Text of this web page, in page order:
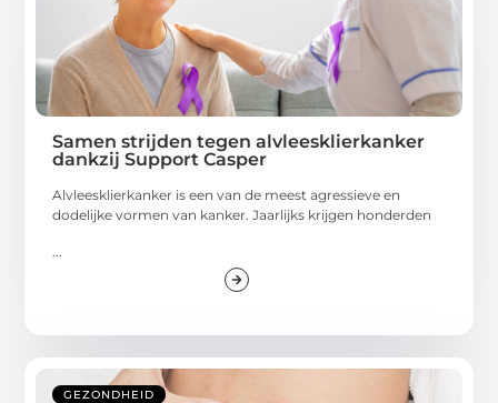
Samen strijden tegen alvleesklierkanker
dankzij Support Casper
Alvleesklierkanker is een van de meest agressieve en
dodelijke vormen van kanker. Jaarlijks krijgen honderden
GEZONDHEID